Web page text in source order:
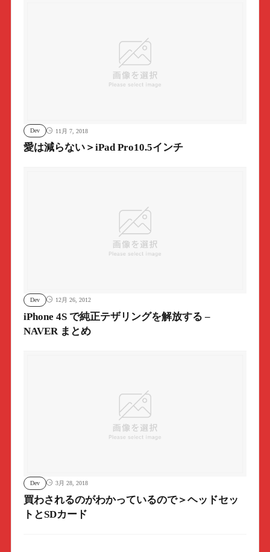
Dev 11月 7, 2018
愛は減らない＞iPad Pro10.5インチ
Dev 12月 26, 2012
iPhone 4S で純正テザリングを解放する –
NAVER まとめ
Dev 3月 28, 2018
買わされるのがわかっているので＞ヘッドセッ
トとSDカード